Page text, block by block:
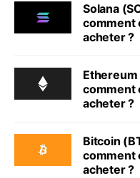
Solana
comment
acheter ?
Ethereum
comment
acheter ?
Bitcoin
comment
acheter ?